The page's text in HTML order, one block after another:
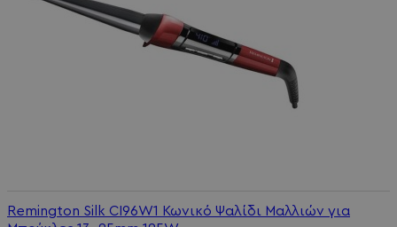
Remington Silk CI96W1 Κωνικό Ψαλίδι Μαλλιών για